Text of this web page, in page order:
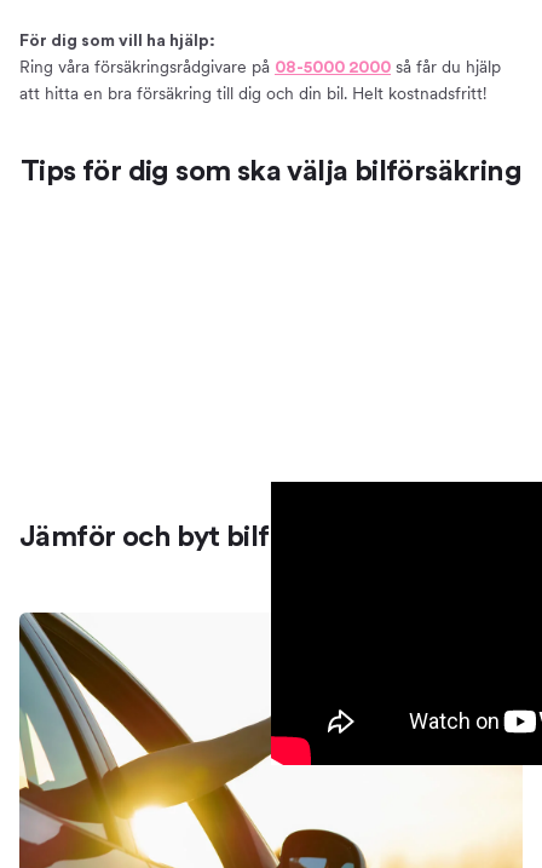
Att tänka på när du ska försäkra din bil
Vanliga misstag att undvika när du ska välja en
Bilmärken och försäkringsbolag
Prata bilförsäkring med oss
För dig som vill ha hjälp:
Ring våra försäkringsrådgivare på 08-5000 2000 så får du hjälp
att hitta en bra försäkring till dig och din bil. Helt kostnadsfritt!
Tips för dig som ska välja bilförsäkring
Jämför och byt bilförsäkring